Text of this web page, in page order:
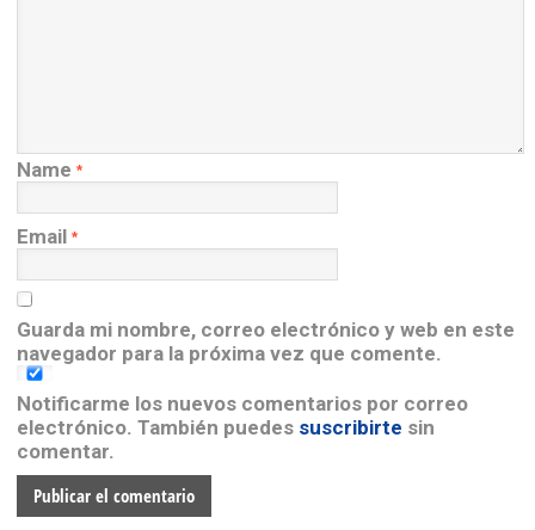
Name *
Email *
Guarda mi nombre, correo electrónico y web en este
navegador para la próxima vez que comente.
Notificarme los nuevos comentarios por correo
electrónico. También puedes suscribirte sin
comentar.